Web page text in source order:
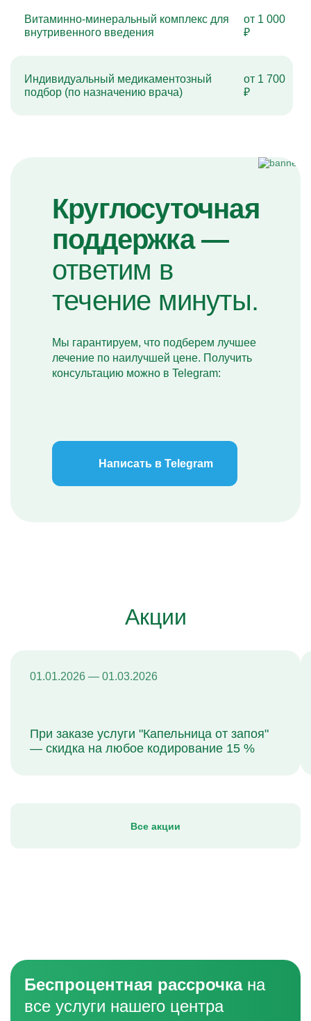
Витаминно-минеральный комплекс для
внутривенного введения
от 1 000
₽
Индивидуальный медикаментозный
подбор (по назначению врача)
от 1 700
₽
Круглосуточная
поддержка —
ответим в
течение минуты.
Мы гарантируем, что подберем лучшее
лечение по наилучшей цене. Получить
консультацию можно в Telegram:
Написать в Telegram
Акции
01.01.2026 — 01.03.2026
При заказе услуги "Капельница от запоя"
— скидка на любое кодирование 15 %
Все акции
Беспроцентная рассрочкана
все услуги нашего центра